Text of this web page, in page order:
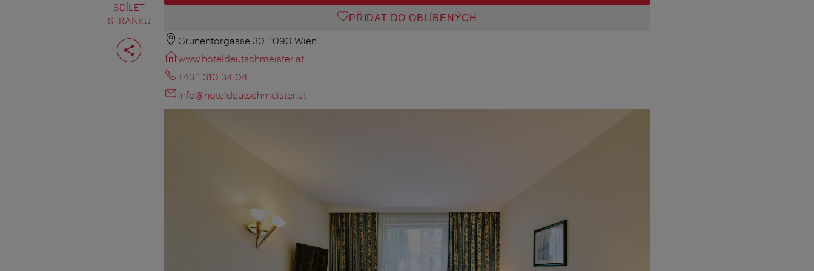
SDÍLET
STRÁNKU
Rozdělit
stranu
PŘIDAT DO OBLÍBENÝCH
Grünentorgasse 30, 1090 Wien
www.hoteldeutschmeister.at
+43 1 310 34 04
info@hoteldeutschmeister.at